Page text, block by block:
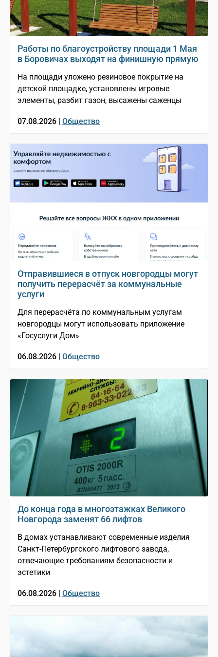
Работы по благоустройству площади 1 Мая
в Боровичах выходят на финишную прямую
На площади уложено резиновое покрытие на
детской площадке, установлены игровые
элементы, разбит газон, высажены саженцы
07.08.2026 | Общество
Отправившиеся в отпуск новгородцы могут
получить перерасчёт за коммунальные
услуги
Для перерасчёта по коммунальным услугам
новгородцы могут использовать приложение
«Госуслуги Дом»
06.08.2026 | Общество
До конца года в многоэтажках Великого
Новгорода заменят 66 лифтов
В домах устанавливают современные изделия
Санкт-Петербургского лифтового завода,
отвечающие требованиям безопасности и
эстетики
06.08.2026 | Общество